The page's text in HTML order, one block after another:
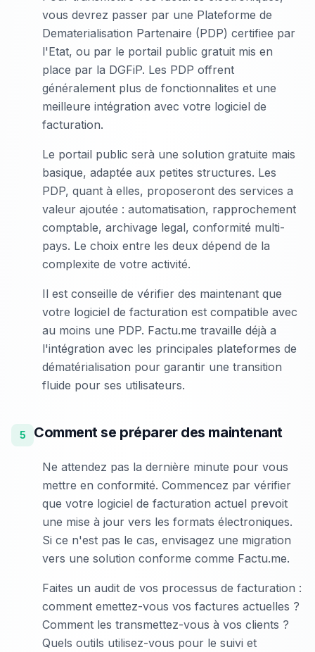
vous devrez passer par une Plateforme de
Dematerialisation Partenaire (PDP) certifiee par
l'Etat, ou par le portail public gratuit mis en
place par la DGFiP. Les PDP offrent
généralement plus de fonctionnalites et une
meilleure intégration avec votre logiciel de
facturation.
Le portail public serà une solution gratuite mais
basique, adaptée aux petites structures. Les
PDP, quant à elles, proposeront des services a
valeur ajoutée : automatisation, rapprochement
comptable, archivage legal, conformité multi-
pays. Le choix entre les deux dépend de la
complexite de votre activité.
Il est conseille de vérifier des maintenant que
votre logiciel de facturation est compatible avec
au moins une PDP. Factu.me travaille déjà a
l'intégration avec les principales plateformes de
dématérialisation pour garantir une transition
fluide pour ses utilisateurs.
5 Comment se préparer des maintenant
Ne attendez pas la dernière minute pour vous
mettre en conformité. Commencez par vérifier
que votre logiciel de facturation actuel prevoit
une mise à jour vers les formats électroniques.
Si ce n'est pas le cas, envisagez une migration
vers une solution conforme comme Factu.me.
Faites un audit de vos processus de facturation :
comment emettez-vous vos factures actuelles ?
Comment les transmettez-vous à vos clients ?
Quels outils utilisez-vous pour le suivi et